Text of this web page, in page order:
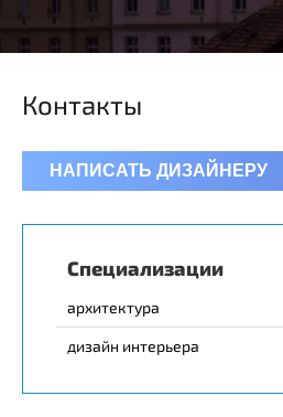
Контакты
НАПИСАТЬ ДИЗАЙНЕРУ
Специализации
архитектура
дизайн интерьера